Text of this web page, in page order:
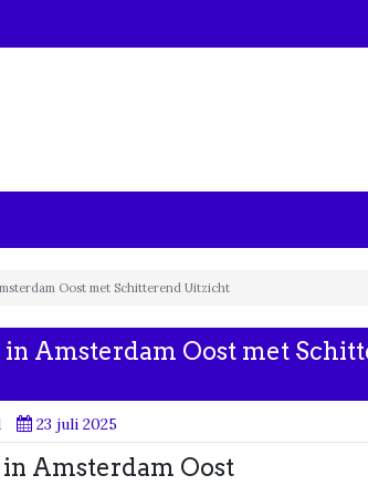
Oost met Schitterend Uitzicht
Amsterdam Oost met
23 juli 2025
Amsterdam Oost